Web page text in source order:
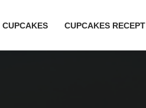
CUPCAKES RECEPT